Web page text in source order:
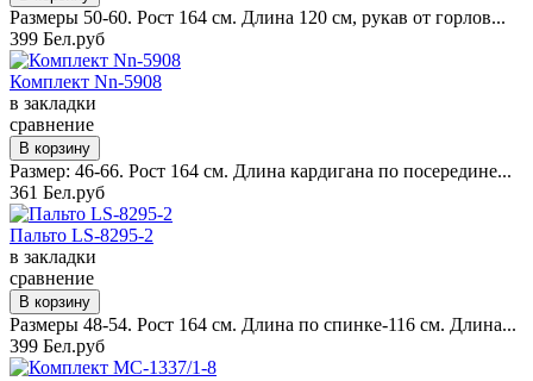
Размеры 50-60. Рост 164 см. Длина 120 см, рукав от горлов...
399 Бел.руб
Комплект Nn-5908
в закладки
сравнение
Размер: 46-66. Рост 164 см. Длина кардигана по посередине...
361 Бел.руб
Пальто LS-8295-2
в закладки
сравнение
Размеры 48-54. Рост 164 см. Длина по спинке-116 см. Длина...
399 Бел.руб